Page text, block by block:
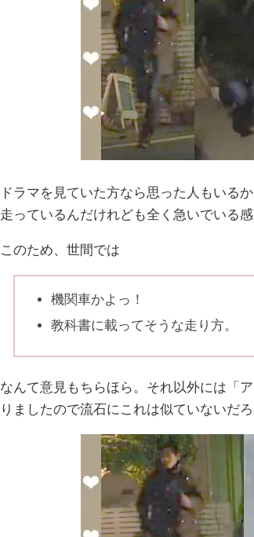
ドラマを見ていた方なら思った人もいる
走っているんだけれども全く急いでいる
このため、世間では
機関車かよっ！
教科書に載ってそうな走り方。
なんて意見もちらほら。それ以外には「
りましたので流石にこれは似ていないだ